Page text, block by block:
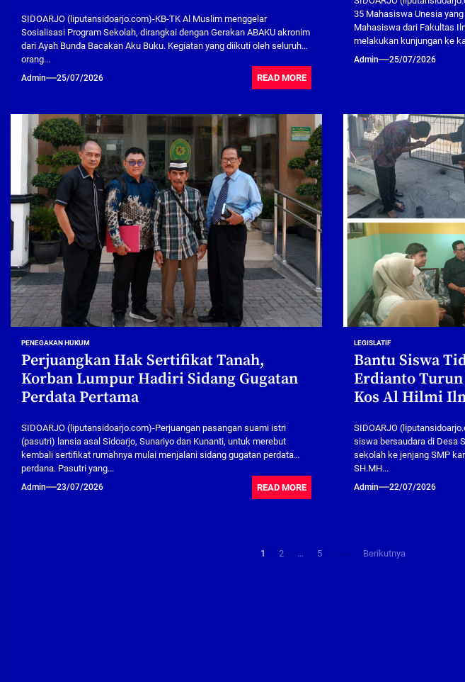
SIDOARJO (liputansidoarjo.com)-KB-TK Al Muslim menggelar
Sosialisasi Program Sekolah, dirangkai dengan Gerakan ABAKU akronim
dari Ayah Bunda Bacakan Aku Buku. Kegiatan yang diikuti oleh seluruh
orang...
Admin 25/07/2026 READ MORE
35 Mahasiswa Unesia
Mahasiswa dari Fakultas
melakukan kunjungan ke
Admin 25/07/2026
PENEGAKAN HUKUM
Perjuangkan Hak Sertifikat Tanah,
Korban Lumpur Hadiri Sidang Gugatan
Perdata Pertama
SIDOARJO (liputansidoarjo.com)-Perjuangan pasangan suami istri
(pasutri) lansia asal Sidoarjo, Sunariyo dan Kunanti, untuk merebut
kembali sertifikat rumahnya mulai menjalani sidang gugatan perdata
perdana. Pasutri yang...
Admin 23/07/2026 READ MORE
LEGISLATIF
Bantu Siswa
Erdianto
Kos Al Hilmi
SIDOARJO
siswa bersaudara di Desa
sekolah ke jenjang SMP
SH.MH...
Admin 22/07/2026
1 2 … 5 Berikutnya